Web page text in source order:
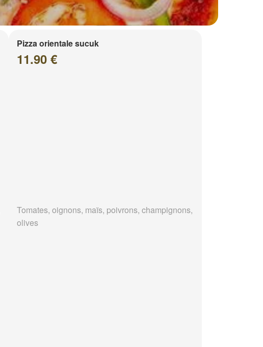
Pizza orientale sucuk
11.90 €
Tomates, oignons, maïs, poivrons, champignons,
olives